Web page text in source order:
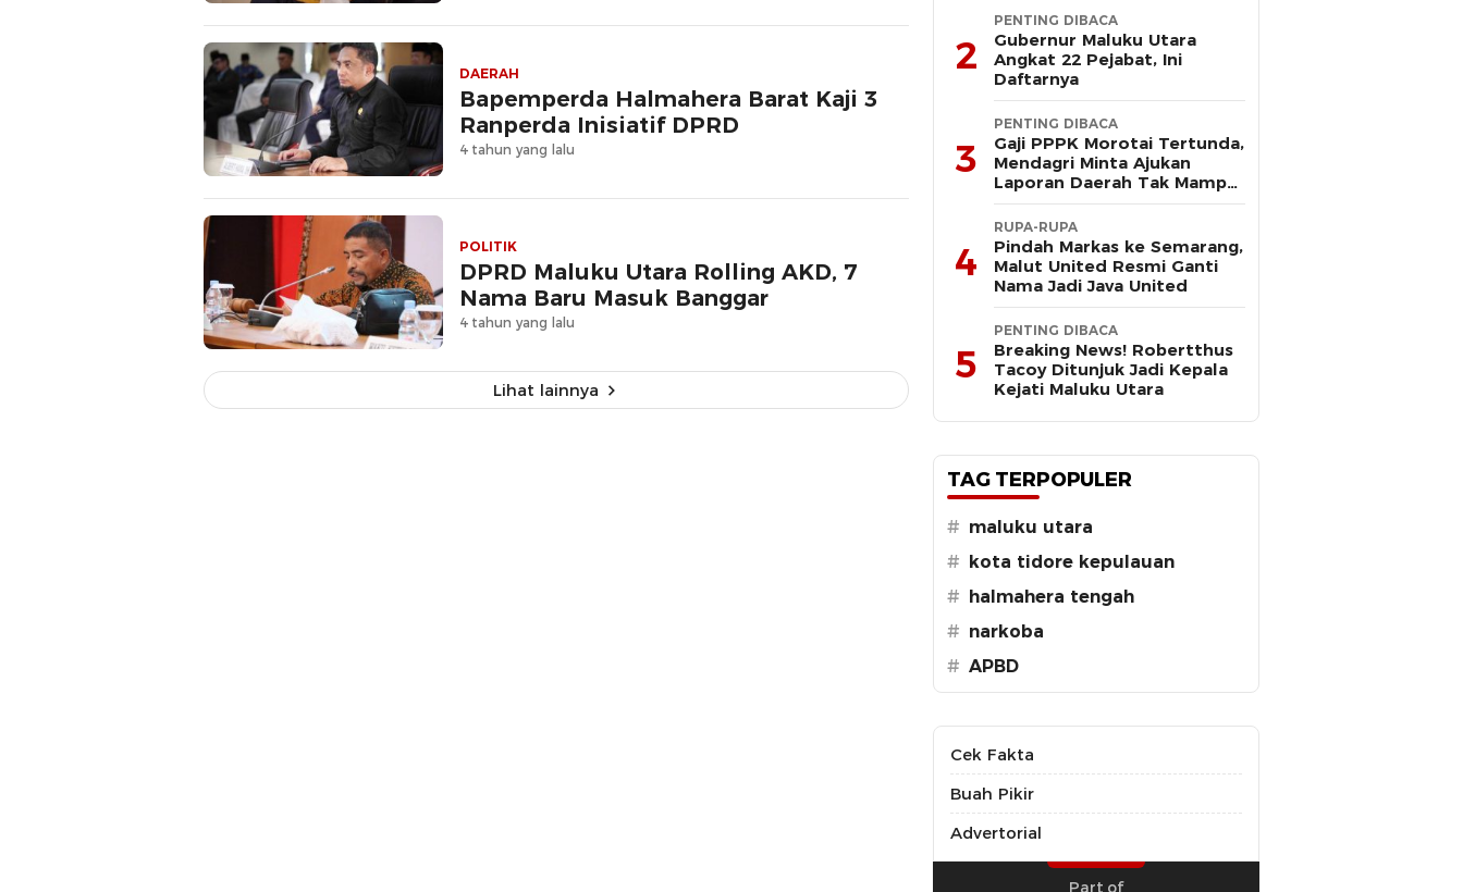
DAERAH
Bapemperda Halmahera Barat Kaji 3
Ranperda Inisiatif DPRD
4 tahun yang lalu
POLITIK
DPRD Maluku Utara Rolling AKD, 7
Nama Baru Masuk Banggar
4 tahun yang lalu
Lihat lainnya
2
PENTING DIBACA
Gubernur Maluku Utara
Angkat 22 Pejabat, Ini
Daftarnya
3
PENTING DIBACA
Gaji PPPK Morotai Tertunda,
Mendagri Minta Ajukan
Laporan Daerah Tak Mampu
Bayar Pegawai
4
RUPA-RUPA
Pindah Markas ke Semarang,
Malut United Resmi Ganti
Nama Jadi Java United
5
PENTING DIBACA
Breaking News! Robertthus
Tacoy Ditunjuk Jadi Kepala
Kejati Maluku Utara
TAG TERPOPULER
# maluku utara
#
kota tidore kepulauan
#
halmahera tengah
# narkoba
# APBD
Cek Fakta
Buah Pikir
Advertorial